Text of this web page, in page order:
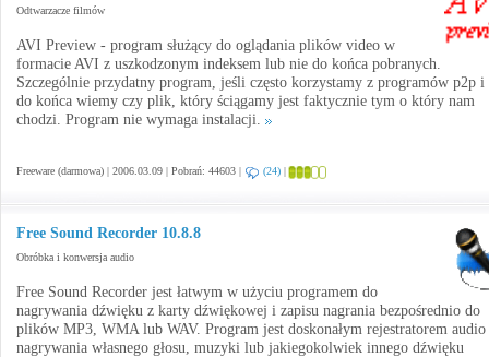
Odtwarzacze filmów
AVI Preview - program służący do oglądania plików video w
formacie AVI z uszkodzonym indeksem lub nie do końca pobranych.
Szczególnie przydatny program, jeśli często korzystamy z programów p2p i
do końca wiemy czy plik, który ściągamy jest faktycznie tym o który nam
chodzi. Program nie wymaga instalacji.
Freeware (darmowa) | 2006.03.09 | Pobrań: 44603 | (24) |
Free Sound Recorder 10.8.8
Obróbka i konwersja audio
Free Sound Recorder jest łatwym w użyciu programem do
nagrywania dźwięku z karty dźwiękowej i zapisu nagrania bezpośrednio do
plików MP3, WMA lub WAV. Program jest doskonałym rejestratorem audio
nagrywania własnego głosu, muzyki lub jakiegokolwiek innego dźwięku